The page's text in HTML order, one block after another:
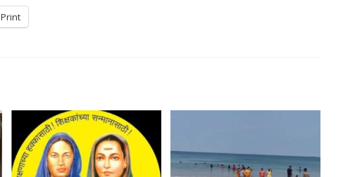
Print